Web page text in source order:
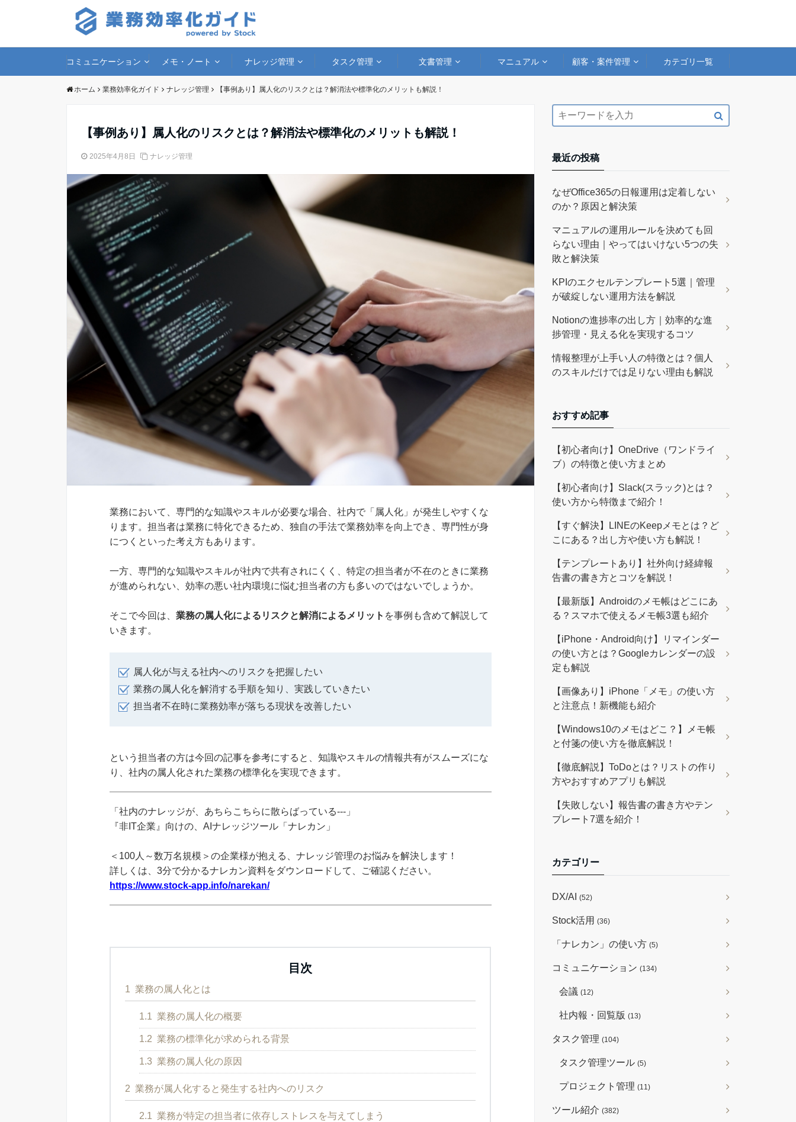
コミュニケーション メモ・ノート ナレッジ管理 タスク管理 文書管理 マニュアル 顧客・案件管理 カテゴリ一覧
ホーム 業務効率化ガイド ナレッジ管理 【事例あり】属人化のリスクとは？解消法や標準化のメリットも解説！
【事例あり】属人化のリスクとは？解消法や標準化のメリットも解説！
2025年4月8日 ナレッジ管理
業務において、専門的な知識やスキルが必要な場合、社内で「属人化」が発生しやすくな
ります。担当者は業務に特化できるため、独自の手法で業務効率を向上でき、専門性が身
につくといった考え方もあります。
一方、専門的な知識やスキルが社内で共有されにくく、特定の担当者が不在のときに業務
が進められない、効率の悪い社内環境に悩む担当者の方も多いのではないでしょうか。
そこで今回は、 業務の属人化によるリスクと解消によるメリット を事例も含めて解説して
いきます。
属人化が与える社内へのリスクを把握したい
業務の属人化を解消する手順を知り、実践していきたい
担当者不在時に業務効率が落ちる現状を改善したい
という担当者の方は今回の記事を参考にすると、知識やスキルの情報共有がスムーズにな
り、社内の属人化された業務の標準化を実現できます。
「社内のナレッジが、あちらこちらに散らばっている---」
『非IT企業』向けの、AIナレッジツール「ナレカン」
＜100人～数万名規模＞の企業様が抱える、ナレッジ管理のお悩みを解決します！
詳しくは、3分で分かるナレカン資料をダウンロードして、ご確認ください。
https://www.stock-app.info/narekan/
目次
1 業務の属人化とは
1.1 業務の属人化の概要
1.2 業務の標準化が求められる背景
1.3 業務の属人化の原因
2 業務が属人化すると発生する社内へのリスク
2.1 業務が特定の担当者に依存しストレスを与えてしまう
最近の投稿
なぜOffice365の日報運用は定着しない
のか？原因と解決策
マニュアルの運用ルールを決めても回
らない理由｜やってはいけない5つの失
敗と解決策
KPIのエクセルテンプレート5選｜管理
が破綻しない運用方法を解説
Notionの進捗率の出し方｜効率的な進
捗管理・見える化を実現するコツ
情報整理が上手い人の特徴とは？個人
のスキルだけでは足りない理由も解説
おすすめ記事
【初心者向け】OneDrive（ワンドライ
ブ）の特徴と使い方まとめ
【初心者向け】Slack(スラック)とは？
使い方から特徴まで紹介！
【すぐ解決】LINEのKeepメモとは？ど
こにある？出し方や使い方も解説！
【テンプレートあり】社外向け経緯報
告書の書き方とコツを解説！
【最新版】Androidのメモ帳はどこにあ
る？スマホで使えるメモ帳3選も紹介
【iPhone・Android向け】リマインダー
の使い方とは？Googleカレンダーの設
定も解説
【画像あり】iPhone「メモ」の使い方
と注意点！新機能も紹介
【Windows10のメモはどこ？】メモ帳
と付箋の使い方を徹底解説！
【徹底解説】ToDoとは？リストの作り
方やおすすめアプリも解説
【失敗しない】報告書の書き方やテン
プレート7選を紹介！
カテゴリー
DX/AI (52)
Stock活用 (36)
「ナレカン」の使い方 (5)
コミュニケーション (134)
会議 (12)
社内報・回覧版 (13)
タスク管理 (104)
タスク管理ツール (5)
プロジェクト管理 (11)
ツール紹介 (382)